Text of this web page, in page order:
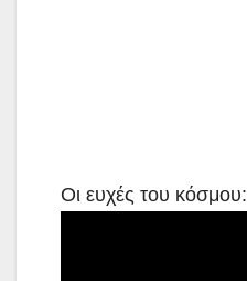
Οι ευχές του κόσμου: